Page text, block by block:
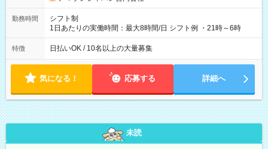
勤務時間
シフト制
1日あたりの実働時間：最大8時間/日 シフト例 ・21時～6時
特徴 日払いOK / 10名以上の大量募集
気になる！ 応募する 詳細へ
未読